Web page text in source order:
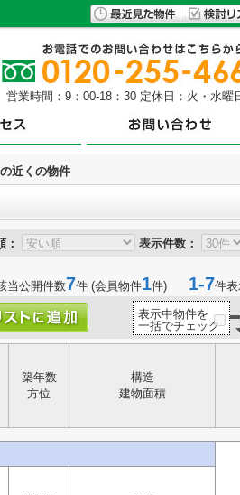
営業時間：9：00-18：30 定休日：火・水曜
近くの物件
： 表示件数：
当公開件数7件 (会員物件1件) 1-7件
表示中物件を
一括でチェック
築年数
方位
構造
建物面積